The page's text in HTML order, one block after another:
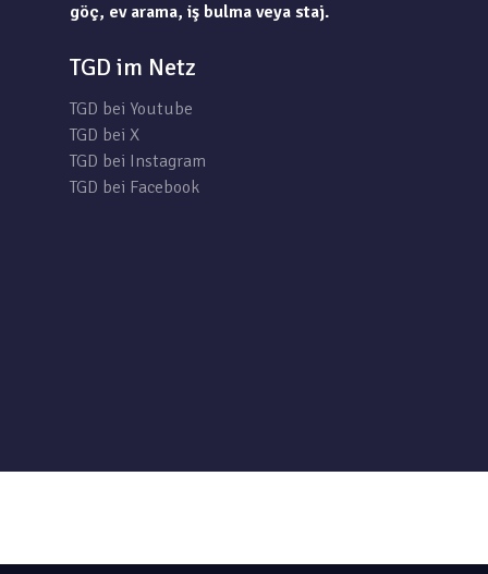
göç, ev arama, iş bulma veya staj.
TGD im Netz
TGD bei Youtube
TGD bei X
TGD bei Instagram
TGD bei Facebook